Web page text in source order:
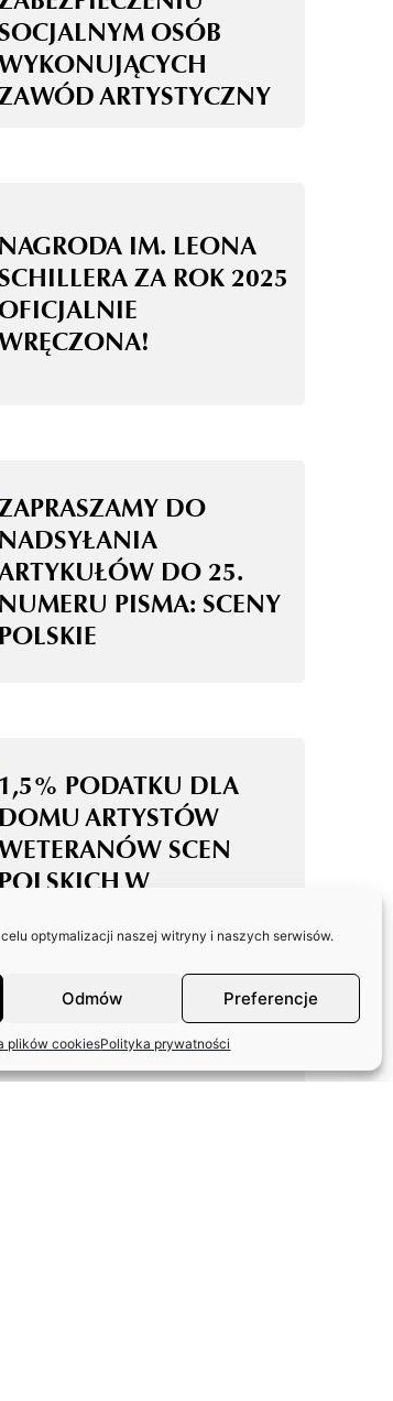
optymalizacji naszej witryny i naszych serwisów.
Odmów Preferencje
plików cookiesPolityka prywatności
SOCJALNYM OSÓB
ARTYSTYCZNY
NAGRODA IM. LEONA
SCHILLERA ZA ROK 2025
DO
NADSYŁANIA
DO 25.
NUMERU PISMA: SCENY
POLSKIE
1,5% PODATKU DLA
DOMU ARTYSTÓW
SCEN
POLSKICH W
ZASP W